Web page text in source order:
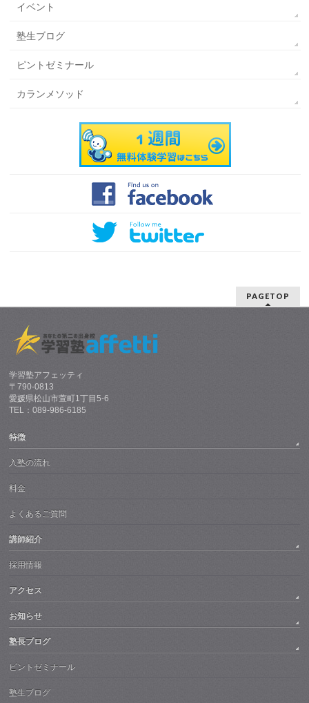
イベント
塾生ブログ
ピントゼミナール
カランメソッド
PAGETOP
学習塾アフェッティ
〒790-0813
愛媛県松山市萱町1丁目5-6
TEL：089-986-6185
特徴
入塾の流れ
料金
よくあるご質問
講師紹介
採用情報
アクセス
お知らせ
塾長ブログ
ピントゼミナール
塾生ブログ